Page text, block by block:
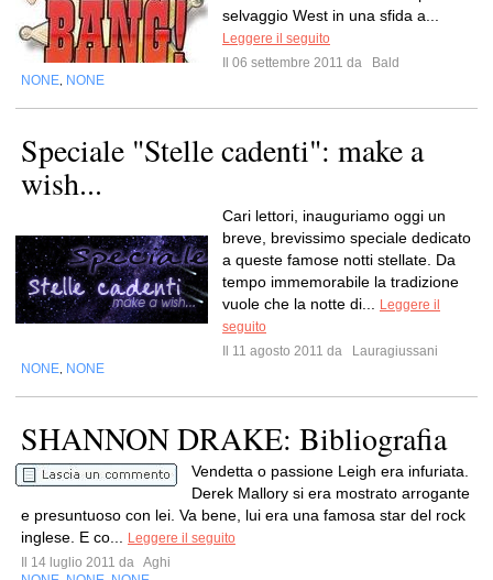
selvaggio West in una sfida a...
Leggere il seguito
Il 06 settembre 2011 da
Bald
NONE NONE
Speciale "Stelle cadenti": make a
wish...
Cari lettori, inauguriamo oggi un
breve, brevissimo speciale dedicato
a queste famose notti stellate. Da
tempo immemorabile la tradizione
vuole che la notte di...
Leggere il
seguito
Il 11 agosto 2011 da
Lauragiussani
NONE NONE
SHANNON DRAKE: Bibliografia
Vendetta o passione Leigh era infuriata.
Derek Mallory si era mostrato arrogante
e presuntuoso con lei. Va bene, lui era una famosa star del rock
inglese. E co...
Leggere il seguito
Il 14 luglio 2011 da Aghi